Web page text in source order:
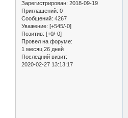
Зарегистрирован: 2018-09-19
Приглашений: 0
Сообщений: 4267
Уважение: [+545/-0]
Позитив: [+0/-0]
Провел на форуме:
1 месяц 26 дней
Последний визит:
2020-02-27 13:13:17